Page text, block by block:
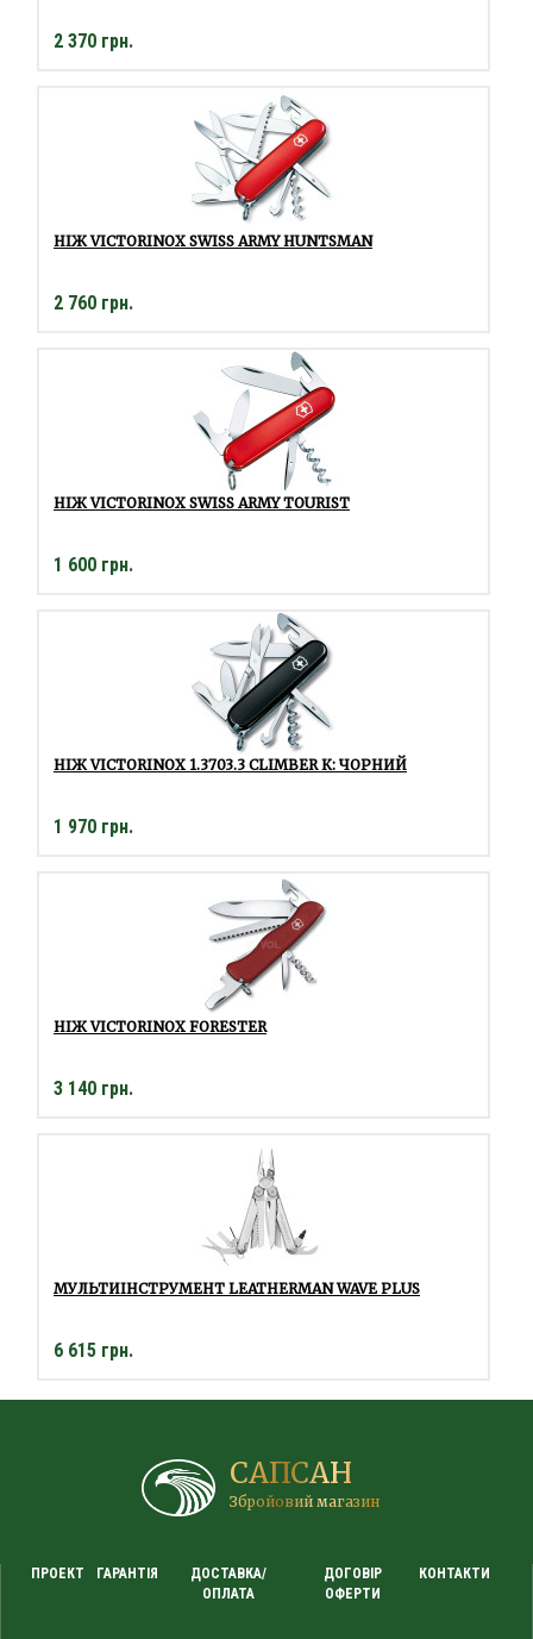
2 370 грн.
НІЖ VICTORINOX SWISS ARMY HUNTSMAN
2 760 грн.
НІЖ VICTORINOX SWISS ARMY TOURIST
1 600 грн.
НІЖ VICTORINOX 1.3703.3 CLIMBER К: ЧОРНИЙ
1 970 грн.
НІЖ VICTORINOX FORESTER
3 140 грн.
МУЛЬТИІНСТРУМЕНТ LEATHERMAN WAVE PLUS
6 615 грн.
САПСАН
Збройовий магазин
ПРОЕКТ ГАРАНТІЯ
ДОСТАВКА/
ОПЛАТА
ДОГОВІР
ОФЕРТИ
КОНТАКТИ